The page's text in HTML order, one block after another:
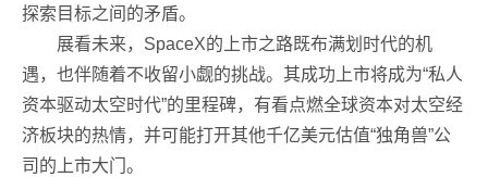
探索目标之间的矛盾。
展看未来，SpaceX的上市之路既布满划时代的机
遇，也伴随着不收留小觑的挑战。其成功上市将成为“私人
资本驱动太空时代”的里程碑，有看点燃全球资本对太空经
济板块的热情，并可能打开其他千亿美元估值“独角兽”公
司的上市大门。